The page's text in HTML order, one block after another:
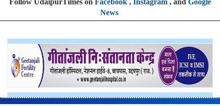
News